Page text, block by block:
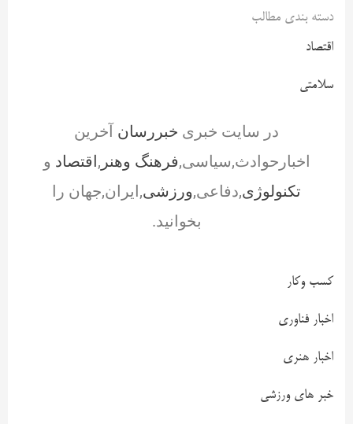
دسته بندی مطالب
اقتصاد
سلامتی
در سایت خبری خبررسان آخرین
اخبارحوادث,سیاسی,فرهنگ وهنر ,اقتصاد و
تکنولوژی,دفاعی,ورزشی,ایران,جهان را
بخوانید.
کسب وکار
اخبار فناوری
اخبار هنری
خبر های ورزشی